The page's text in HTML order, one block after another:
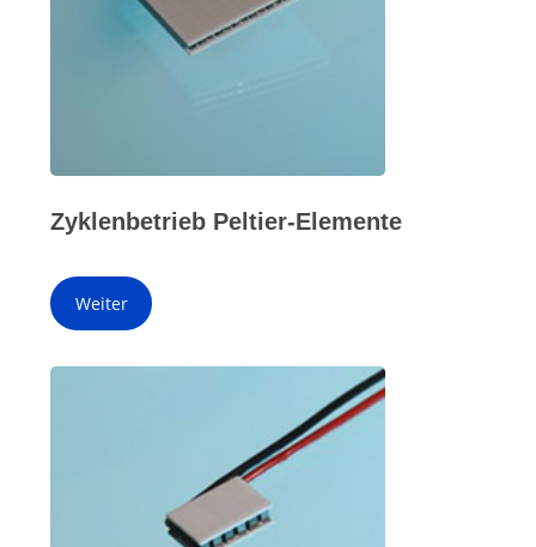
Zyklenbetrieb Peltier-Elemente
Weiter